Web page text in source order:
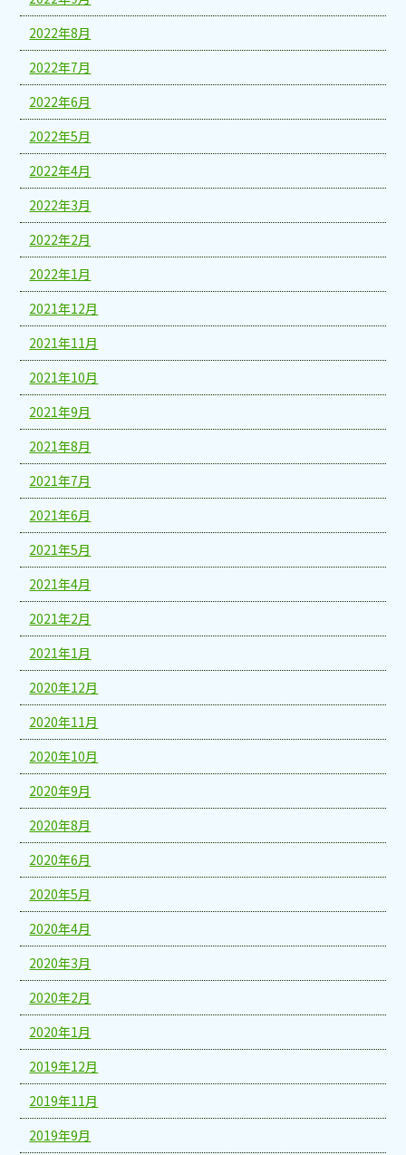
2022年8月
2022年7月
2022年6月
2022年5月
2022年4月
2022年3月
2022年2月
2022年1月
2021年12月
2021年11月
2021年10月
2021年9月
2021年8月
2021年7月
2021年6月
2021年5月
2021年4月
2021年2月
2021年1月
2020年12月
2020年11月
2020年10月
2020年9月
2020年8月
2020年6月
2020年5月
2020年4月
2020年3月
2020年2月
2020年1月
2019年12月
2019年11月
2019年9月